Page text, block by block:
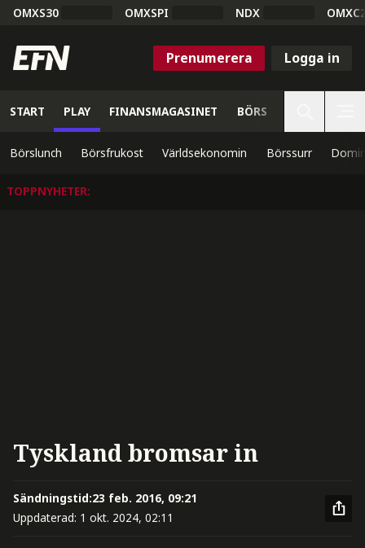
OMXS30 OMXSPI NDX
Prenumerera Logga in
START PLAY FINANSMAGASINET BÖRS
Börslunch Börsfrukost Världsekonomin Börssurr
TOPPNYHETER:
Tyskland bromsar in
Sändningstid:23 feb. 2016, 09:21
Uppdaterad: 1 okt. 2024, 02:11